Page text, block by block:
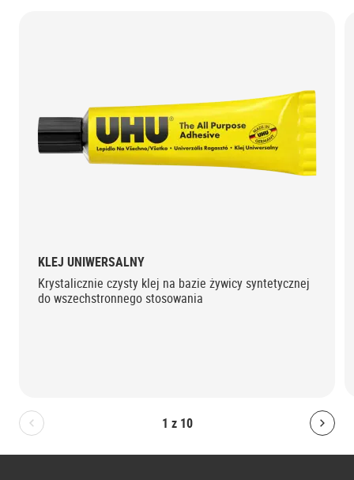
1 z 10
Bolton.General.PreviousSlide
KLEJ UNIWERSALNY
Krystalicznie czysty klej na bazie żywicy syntetycznej
do wszechstronnego stosowania